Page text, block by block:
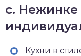
с. Нежинке
Кухни в